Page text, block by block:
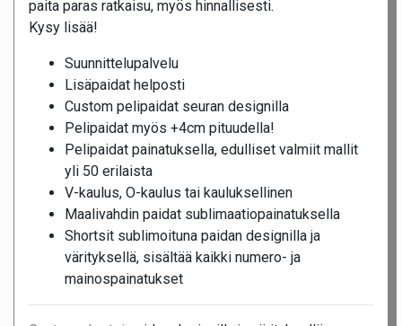
paita paras ratkaisu, myös hinnallisesti.
Kysy lisää!
Suunnittelupalvelu
Lisäpaidat helposti
Custom pelipaidat seuran designilla
Pelipaidat myös +4cm pituudella!
Pelipaidat painatuksella, edulliset valmiit mallit
yli 50 erilaista
V-kaulus, O-kaulus tai kauluksellinen
Maalivahdin paidat sublimaatiopainatuksella
Shortsit sublimoituna paidan designilla ja
värityksellä, sisältää kaikki numero- ja
mainospainatukset